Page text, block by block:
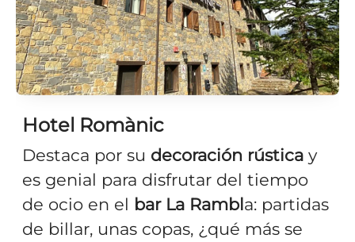
Hotel Romànic
Destaca por su decoración rústica y
es genial para disfrutar del tiempo
de ocio en el bar La Rambla: partidas
de billar, unas copas, ¿qué más se